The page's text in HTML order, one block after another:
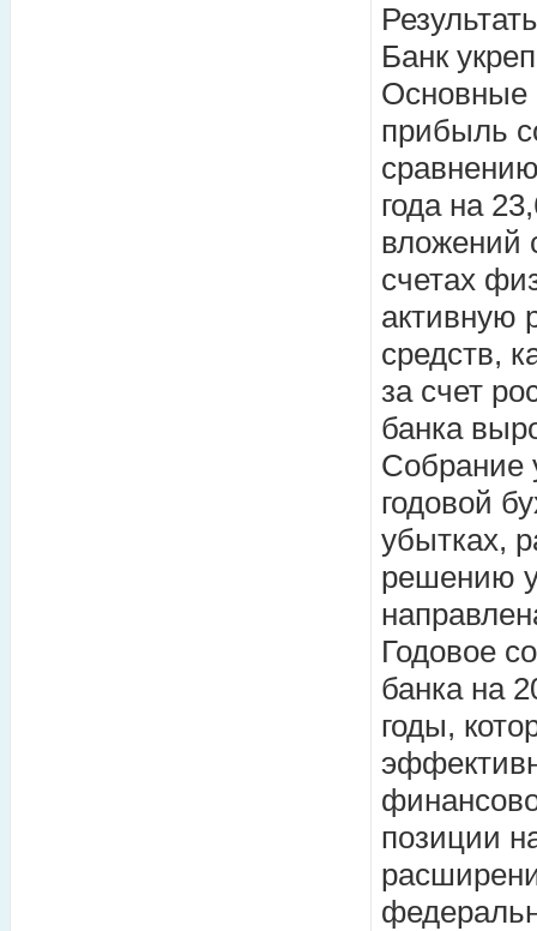
Банк
Основные
прибыль
года на
вложений
счетах
активную
средств,
за счет
банка
Собрание
годовой
убытках,
решению
Годовое
банка на
годы,
позиции